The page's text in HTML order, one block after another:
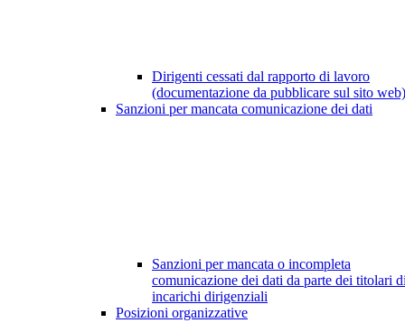
Dirigenti cessati dal rapporto di lavoro
(documentazione da pubblicare sul sito
Sanzioni per mancata comunicazione dei dati
Sanzioni per mancata o incompleta
comunicazione dei dati da parte dei titolari
incarichi dirigenziali
Posizioni organizzative